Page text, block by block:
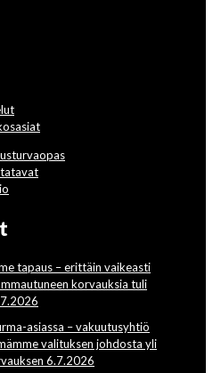
tapaus – erittäin vaikeasti
korvauksia tuli
asiassa – vakuutusyhtiö
valituksen johdosta yli
6.7.2026